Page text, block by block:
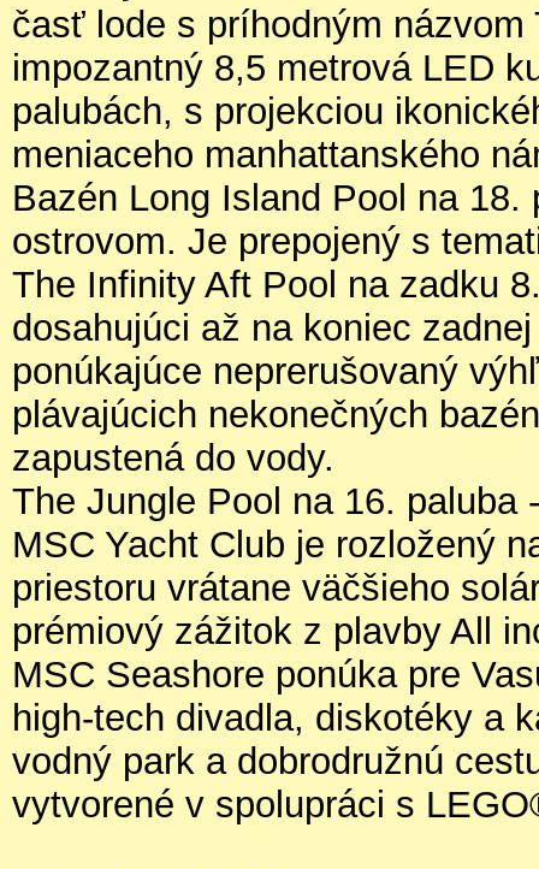
časť lode s príhodným
impozantný 8,5 metrová LED
palubách, s projekciou
meniaceho manhattanského
Bazén Long Island Pool na
ostrovom. Je prepojený s
The Infinity Aft Pool na zadku
dosahujúci až na koniec
ponúkajúce neprerušovaný
plávajúcich nekonečných
zapustená do vody.
The Jungle Pool na 16.
MSC Yacht Club je rozložený
priestoru vrátane väčšieho
prémiový zážitok z plavby All
MSC Seashore ponúka pre
high-tech divadla, diskotéky a
vodný park a dobrodružnú
vytvorené v spolupráci s